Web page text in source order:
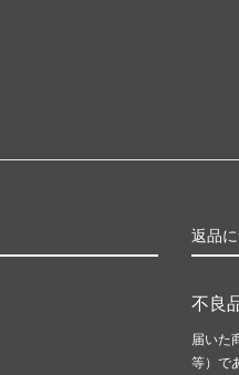
返品
不良
届いた
等）で